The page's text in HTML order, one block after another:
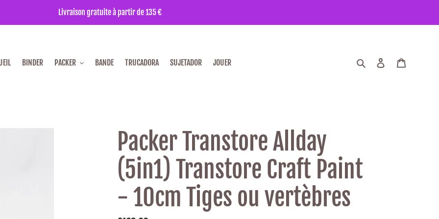
Livraison gratuite à partir de 135 €
BINDER PACKER BANDE TRUCADORA SUJETADOR JOUER Recherche
Entrez
Packer Transtore Allday
(5in1) Transtore Craft Paint
- 10cm Tiges ou vertèbres